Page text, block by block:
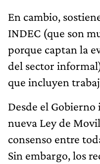
En cambio,
INDEC (que son
porque captan la
del sector
que incluyen
Desde el
nueva Ley de
consenso entre
Sin embargo, los